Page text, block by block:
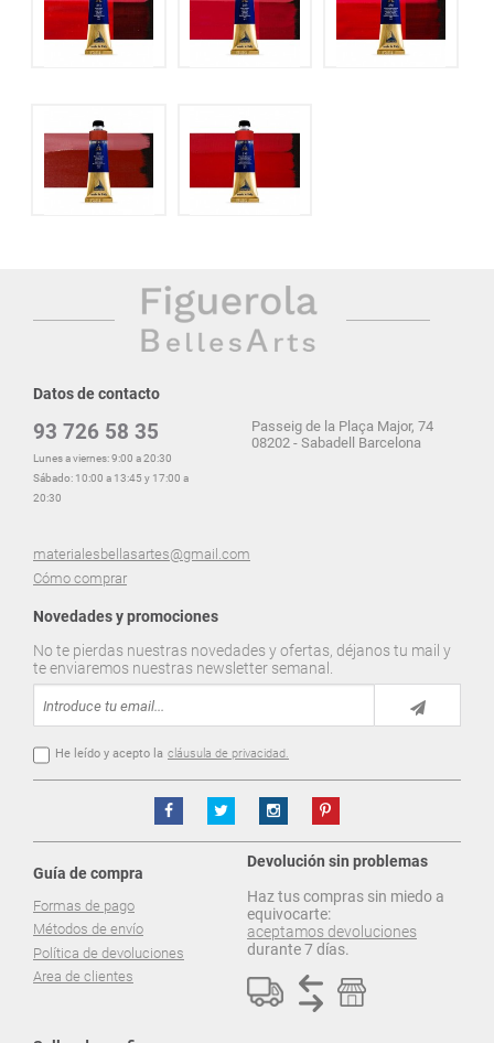
Datos de contacto
93 726 58 35
Lunes a viernes: 9:00 a 20:30
Sábado: 10:00 a 13:45 y 17:00 a
20:30
materialesbellasartes@gmail.com
Cómo comprar
Passeig de la Plaça Major, 74
08202 - Sabadell Barcelona
Novedades y promociones
No te pierdas nuestras novedades y ofertas, déjanos tu mail y
te enviaremos nuestras newsletter semanal.
He leído y acepto la cláusula de privacidad.
Guía de compra
Formas de pago
Métodos de envío
Política de devoluciones
Area de clientes
Devolución sin problemas
Haz tus compras sin miedo a
equivocarte:
aceptamos devoluciones
durante 7 días.